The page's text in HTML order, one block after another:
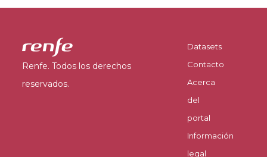
Renfe. Todos los derechos
reservados.
Datasets
Contacto
Acerca
del
portal
Información
legal